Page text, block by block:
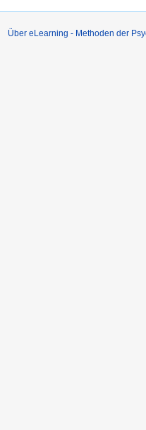
Über eLearning - Methoden der